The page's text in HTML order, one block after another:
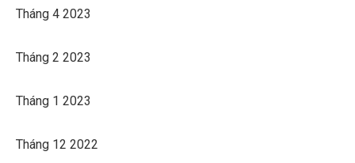
Tháng 4 2023
Tháng 2 2023
Tháng 1 2023
Tháng 12 2022